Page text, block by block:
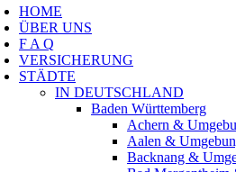
HOME
ÜBER UNS
F A Q
VERSICHERUNG
STÄDTE
IN DEUTSCHLAND
Baden Württemberg
Achern &
Aalen &
Backnang &